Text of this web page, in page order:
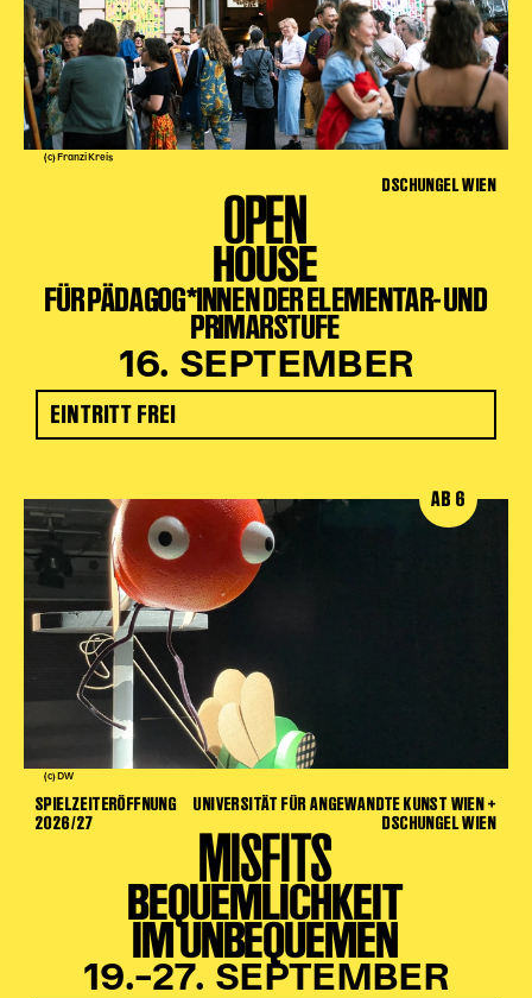
(c) Franzi Kreis
DSCHUNGEL WIEN
OPEN
HOUSE
FÜR PÄDAGOG*INNEN DER ELEMENTAR- UND
PRIMARSTUFE
16. SEPTEMBER
EINTRITT FREI
(c) DW
AB 6
SPIELZEITERÖFFNUNG
2026/27
UNIVERSITÄT FÜR ANGEWANDTE KUNST WIEN +
DSCHUNGEL WIEN
MISFITS
BEQUEMLICHKEIT
IM UNBEQUEMEN
19.–27. SEPTEMBER